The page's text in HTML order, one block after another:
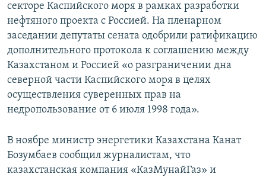
секторе Каспийского моря в рамках разработки
нефтяного проекта с Россией. На пленарном
заседании депутаты сената одобрили ратификацию
дополнительного протокола к соглашению между
Казахстаном и Россией «о разграничении дна
северной части Каспийского моря в целях
осуществления суверенных прав на
недропользование от 6 июля 1998 года».
В ноябре министр энергетики Казахстана Канат
Бозумбаев сообщил журналистам, что
казахстанская компания «КазМунайГаз» и